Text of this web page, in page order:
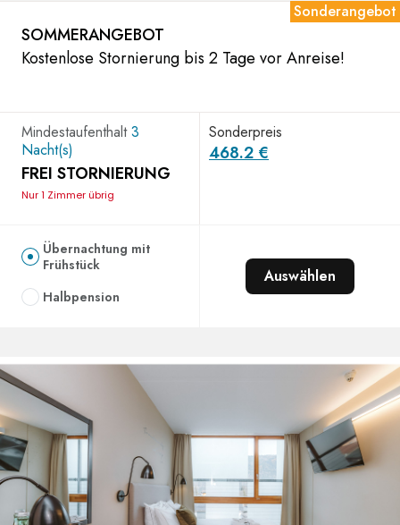
SOMMERANGEBOT
Sonderangebot
Kostenlose Stornierung bis 2 Tage vor Anreise!
Mindestaufenthalt3
Nacht(s)
FREI STORNIERUNG
Nur 1 Zimmer übrig
Sonderpreis
468.2 €
Übernachtung mit
Frühstück
Halbpension
Auswählen